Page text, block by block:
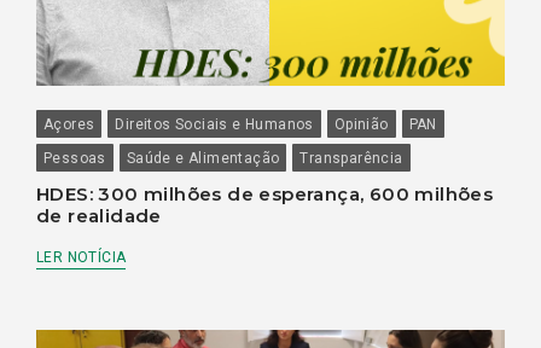
Açores Direitos Sociais e Humanos Opinião
PAN
Pessoas
Saúde e Alimentação Transparência
HDES: 300 milhões de esperança, 600 milhões
de realidade
LER NOTÍCIA